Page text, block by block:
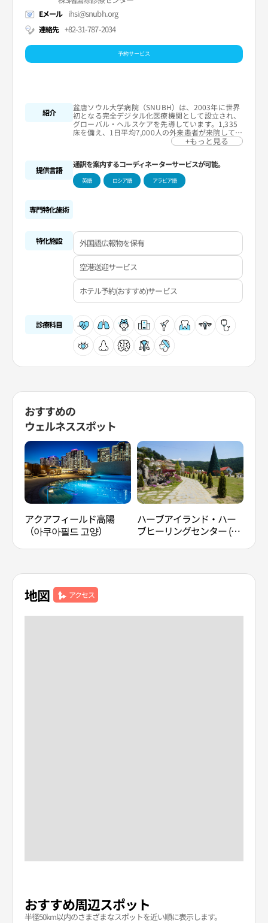
Eメール ihsi@snubh.org
連絡先 +82-31-787-2034
予約サービス
紹介
盆唐ソウル大学病院（SNUBH）は、2003年に世界
初となる完全デジタル化医療機関として設立され、
グローバル・ヘルスケアを先導しています。1,335
床を備え、1日平均7,000人の外来患者が来院してお
り、130年にわたるソウル大学医科大学の伝統を継
承しています。最小侵襲手術やロボット支援手術、
し、Outcome Bookと革新医療技術研究所を通じて
医療サービスの透明性や研究をリードしているGHA
認証を取得したグローバル医療機関です。
+もっと見る
提供言語
通訳を案内するコーディネーターサービスが可能。
英語 ロシア語 アラビア語
専門特化施術
特化施設 外国語広報物を保有
空港送迎サービス
ホテル予約(おすすめ)サービス
診療科目
おすすめの
ウェルネススポット
アクアフィールド高陽
（아쿠아필드 고양）
ハーブアイランド・ハー
ブヒーリングセンター (허
地図 アクセス
おすすめ周辺スポット
半径50km以内のさまざまなスポットを近い順に表示します。